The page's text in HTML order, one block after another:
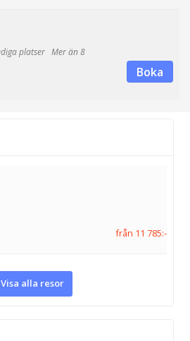
Mer än 8
Boka
från 11 785:-
Visa alla resor